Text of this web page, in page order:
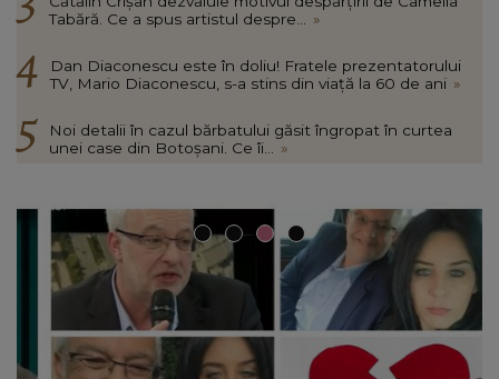
Tabără. Ce a spus artistul despre...
»
Dan Diaconescu este în doliu! Fratele prezentatorului
TV, Mario Diaconescu, s-a stins din viață la 60 de ani »
Noi detalii în cazul bărbatului găsit îngropat în curtea
unei case din Botoșani. Ce îi...
»